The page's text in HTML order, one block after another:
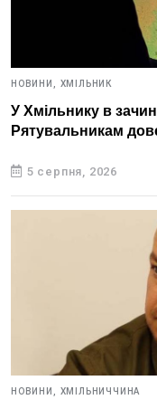
НОВИНИ, ХМІЛЬНИК
У Хмільнику в
Рятувальникам
5 серпня, 2026
НОВИНИ, ХМІЛЬНИЧЧИНА